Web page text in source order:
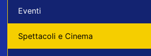
Eventi
Spettacoli e Cinema